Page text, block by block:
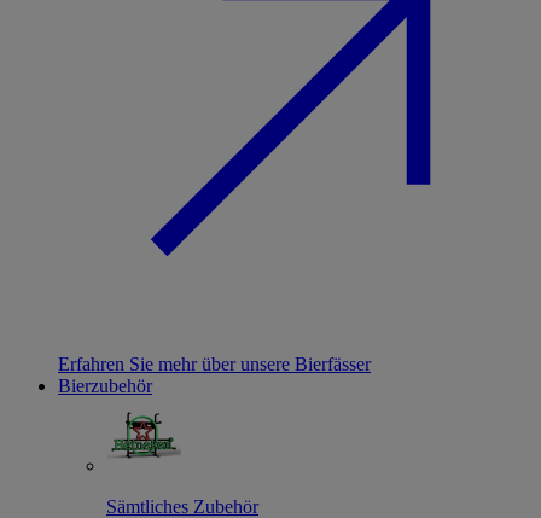
Erfahren Sie mehr über unsere Bierfässer
Bierzubehör
Sämtliches Zubehör